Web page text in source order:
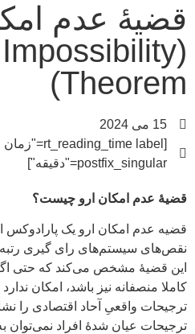
قضیۀ عدم
Impossibility
Theorem)
15 می 2024
postfix_singular="دقیقه"]
قضیۀ عدم امکان ارو چیست؟
قضیه عدم امکان ارو یک پارادوکس
نقص‌های سیستم‌های رای گیری
این قضیۀ مشخص می‌کند که حتی
کاملا منصفانه نیز باشد، امکان
ترجیحات واقعیِ آحاد اقتصادی را
ترجیحات عیان شدۀ افراد نمی‌توان